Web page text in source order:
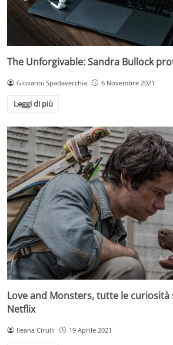
The Unforgivable: Sandra Bullock
Giovanni Spadavecchia 6 Novembre 2021
Leggi di più
Love and Monsters, tutte le
Netflix
Ileana Cirulli 19 Aprile 2021